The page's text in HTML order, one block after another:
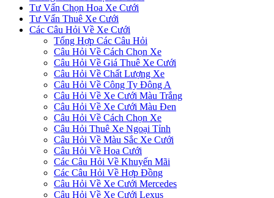
Tư Vấn Chọn Hoa Xe Cưới
Tư Vấn Thuê Xe Cưới
Các Câu Hỏi Về Xe Cưới
Tổng Hợp Các Câu Hỏi
Câu Hỏi Về Cách Chọn Xe
Câu Hỏi Về Giá Thuê Xe Cưới
Câu Hỏi Về Chất Lượng Xe
Câu Hỏi Về Công Ty Đông A
Câu Hỏi Về Xe Cưới Màu Trắng
Câu Hỏi Về Xe Cưới Màu Đen
Câu Hỏi Về Cách Chọn Xe
Câu Hỏi Thuê Xe Ngoại Tỉnh
Câu Hỏi Về Màu Sắc Xe Cưới
Câu Hỏi Về Hoa Cưới
Các Câu Hỏi Về Khuyến Mãi
Các Câu Hỏi Về Hợp Đồng
Câu Hỏi Về Xe Cưới Mercedes
Câu Hỏi Về Xe Cưới Lexus